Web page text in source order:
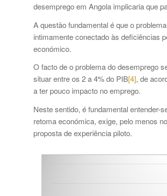
desemprego em Angola implicaria que
A questão fundamental é que o
intimamente conectado às deficiências
económico.
O facto de o problema do desemprego
situar entre os 2 a 4% do PIB[4], de
a ter pouco impacto no emprego.
Neste sentido, é fundamental entender-
retoma económica, exige, pelo menos
proposta de experiência piloto.